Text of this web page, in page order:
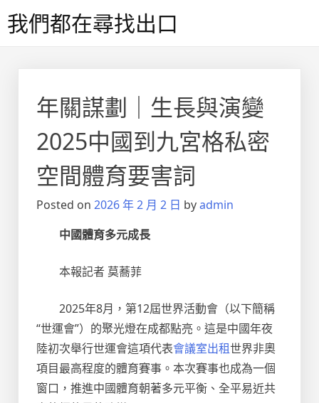
to我們都在尋找出口
年關謀劃｜生長與演變
2025中國到九宮格私密
空間體育要害詞
Posted on 2026 年 2 月 2 日 byadmin
中國體育多元成長
本報記者 莫蕎菲
2025年8月，第12屆世界活動會（以下簡稱
“世運會”）的聚光燈在成都點亮。這是中國年夜
陸初次舉行世運會這項代表會議室出租世界非奧
項目最高程度的體育賽事。本次賽事也成為一個
窗口，推進中國體育朝著多元平衡、全平易近共